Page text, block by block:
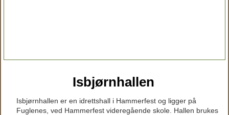
Isbjørnhallen
Isbjørnhallen er en idrettshall i Hammerfest og ligger på
Fuglenes, ved Hammerfest videregående skole. Hallen brukes